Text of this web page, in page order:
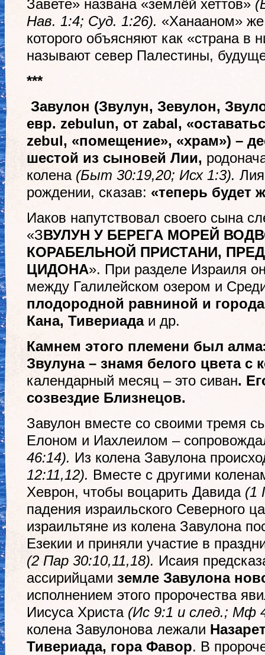
Завете» названа «землёй хеттов»
Нав. 1:4; Суд. 1:26). «Ханааном»
которого объясняют как «страна в
называют север Палестины,
***
Завулон (Звулун, Зевулон,
евр. zebulun, от zabal,
zebul, «помещение», «храм») –
шестой из сыновей Лии,
колена (Быт 30:19,20; Исх 1:3).
рождении, сказав: «теперь будет
Иаков напутствовал своего сына
«ЗВУЛУН У БЕРЕГА МОРЕЙ
КОРАБЕЛЬНОЙ ПРИСТАНИ,
ЦИДОНА». При разделе Израиля
между Галилейском озером и
плодородной равниной и
Кана, Тивериадаи др.
Камнем этого племени был
Звулуна – знамя белого цвета с
календарный месяц – это сиван.
созвездие Близнецов.
Завулон вместе со своими тремя
Елоном и Иахлеилом –
46:14). Из колена Завулона
12:11,12). Вместе с другими
Хеврон, чтобы воцарить Давида (1
падения израильского Северного
израильтяне из колена Завулона
Езекии и приняли участие в
(2 Пар 30:10,11,18). Исаия
ассирийцами земле Завулона
исполнением этого пророчества
Иисуса Христа (Ис 9:1 и след.; Мф
колена Завулонова лежали
Тивериада, гора Фавор. В